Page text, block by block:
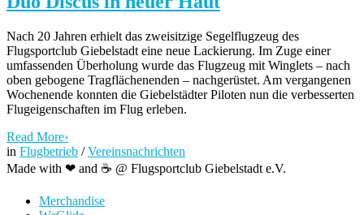
Nach 20 Jahren erhielt das zweisitzige Segelflugzeug des
Flugsportclub Giebelstadt eine neue Lackierung. Im Zuge einer
umfassenden Überholung wurde das Flugzeug mit Winglets – nach
oben gebogene Tragflächenenden – nachgerüstet. Am vergangenen
Wochenende konnten die Giebelstädter Piloten nun die verbesserten
Flugeigenschaften im Flug erleben.
Read More›
in Flugbetrieb /Vereinsnachrichten
Made with ❤ and ☕️ @ Flugsportclub Giebelstadt e.V.
Merchandise